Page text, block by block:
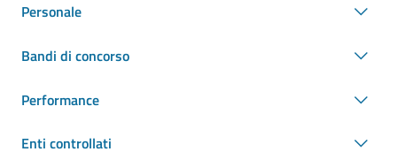
Personale
Bandi di concorso
Performance
Enti controllati